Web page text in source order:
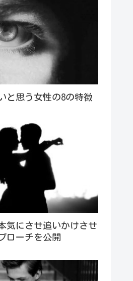
と思う女性の8の特徴
気にさせ追いかけさせ
ローチを公開